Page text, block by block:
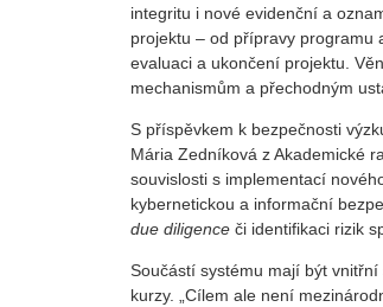
integritu i nové evidenční a
projektu – od přípravy programu
evaluaci a ukončení projektu.
mechanismům a přechodným
S příspěvkem k bezpečnosti
Mária Zedníková z Akademické
souvislosti s implementací
kybernetickou a informační
due diligence či identifikaci rizik
Součástí systému mají být
kurzy. „Cílem ale není